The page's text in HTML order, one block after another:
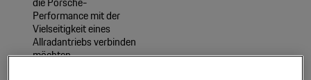
Performance mit der
Vielseitigkeit eines
Allradantriebs verbinden
möchten.